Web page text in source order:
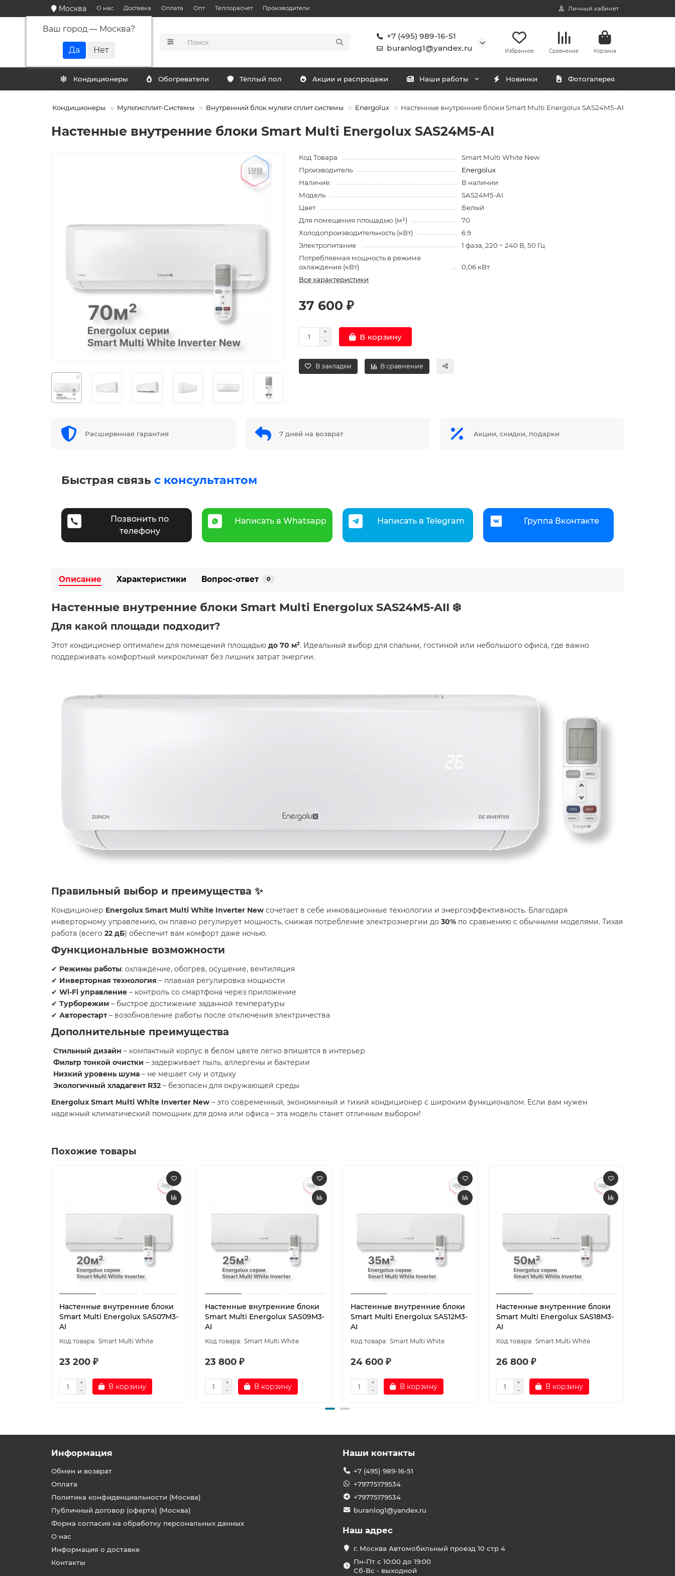
Москва
Ваш город — Москва?
О нас Доставка Оплата Опт Теплорасчет Производители Личный кабинет
+7 (495) 989-16-51
buranlog1@yandex.ru
Избранное Сравнение Корзина
Кондиционеры Обогреватели Тёплый пол Акции и распродажи Наши работы Новинки Фотогалерея
Кондиционеры Мультисплит-Системы Внутренний блок мульти сплит системы Energolux Настенные внутренние блоки Smart Multi Energolux SAS24M5-AI
Настенные внутренние блоки Smart Multi Energolux SAS24M5-AI
Код Товара
Smart Multi White New
Производитель
Energolux
Наличие:
В наличии
Модель
SAS24M5-AI
Цвет
Белый
Для помещения площадью (м²)
70
Холодопроизводительность (кВт)
6.9
Электропитание
1 фаза, 220 ~ 240 В, 50 Гц
Потребляемая мощность в режиме
охлаждения (кВт)
0,06 кВт
Все характеристики
37 600 ₽
В корзину
В закладки В сравнение
Расширенная гарантия 7 дней на возврат Акции, скидки, подарки
Быстрая связь с консультантом
Позвонить по
телефону
Написать в Whatsapp Написать в Telegram Группа Вконтакте
Описание Характеристики Вопрос-ответ 0
Настенные внутренние блоки Smart Multi Energolux SAS24M5-AII ❄️
Для какой площади подходит?
Этот кондиционер оптимален для помещений площадью до 70 м². Идеальный выбор для спальни, гостиной или небольшого офиса, где важно
поддерживать комфортный микроклимат без лишних затрат энергии.
Правильный выбор и преимущества ✨
Кондиционер Energolux Smart Multi White Inverter New сочетает в себе инновационные технологии и энергоэффективность. Благодаря
инверторному управлению, он плавно регулирует мощность, снижая потребление электроэнергии до 30% по сравнению с обычными моделями. Тихая
работа (всего 22 дБ) обеспечит вам комфорт даже ночью.
Функциональные возможности ️
✔ Режимы работы: охлаждение, обогрев, осушение, вентиляция
✔ Инверторная технология – плавная регулировка мощности
✔ Wi-Fi управление – контроль со смартфона через приложение
✔ Турборежим – быстрое достижение заданной температуры
✔ Авторестарт– возобновление работы после отключения электричества
Дополнительные преимущества
Стильный дизайн – компактный корпус в белом цвете легко впишется в интерьер
Фильтр тонкой очистки – задерживает пыль, аллергены и бактерии
Низкий уровень шума – не мешает сну и отдыху
Экологичный хладагент R32 – безопасен для окружающей среды
Energolux Smart Multi White Inverter New – это современный, экономичный и тихий кондиционер с широким функционалом. Если вам нужен
надежный климатический помощник для дома или офиса – эта модель станет отличным выбором!
Похожие товары
Настенные внутренние блоки
Smart Multi Energolux SAS07M3-
AI
Smart Multi White
23 200 ₽
В корзину
Настенные внутренние блоки
Smart Multi Energolux SAS09M3-
AI
Smart Multi White
23 800 ₽
В корзину
Настенные внутренние блоки
Smart Multi Energolux SAS12M3-
AI
Smart Multi White
24 600 ₽
В корзину
Настенные внутренние блоки
Smart Multi Energolux SAS18M3-
AI
Smart Multi White
26 800 ₽
В корзину
Информация
Обмен и возврат
Оплата
Политика конфиденциальности (Москва)
Публичный договор (оферта) (Москва)
Форма согласия на обработку персональных данных
О нас
Информация о доставке
Контакты
Наши контакты
+7 (495) 989-16-51
+79775179534
+79775179534
buranlog1@yandex.ru
Наш адрес
г. Москва Автомобильный проезд 10 стр 4
Пн-Пт с 10:00 до 19:00
Сб-Вс - выходной